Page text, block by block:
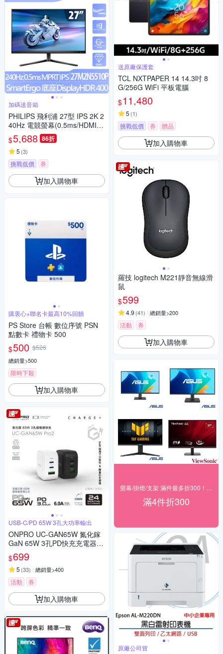
加碼送音箱
PHILIPS 飛利浦 27型 IPS 2K 2
40Hz 電競螢幕(0.5ms/HDMI/
抗藍光/零閃屏/Adaptive Sync)-
27M2N5510P
$5,688 86折
5 (3)
挑戰低價 券
加入購物車
購衷心+聯名卡最高10%回饋
PS Store 台帳 數位序號 PSN
點數卡 禮物卡 500
$500 $526
總銷量>500
限時下殺
加入購物車
USB-C/PD 65W 3孔大功率輸出
ONPRO UC-GAN65W 氮化鎵
GaN 65W 3孔PD快充充電器
【Pro2版】
$699
5 (33) 總銷量>400
活動 券
加入購物車
送原廠保護套
TCL NXTPAPER 14 14.3吋 8
G/256G WiFi 平板電腦
$11,480
5 (1)
挑戰低價 券 贈品
加入購物車
羅技 logitech M221靜音無線滑
鼠
$599
4.9 (41) 總銷量>200
活動 券
加入購物車
滿4件折300
原廠公司貨